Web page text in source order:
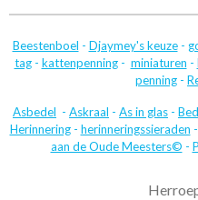
Beestenboel - Djaymey's keuze-
tag- kattenpenning- miniaturen -
penning -
Asbedel - Askraal - As in glas -
Herinnering- herinneringssieraden -
aan de Oude Meesters© -